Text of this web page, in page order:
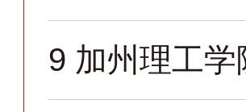
9 加州理工学